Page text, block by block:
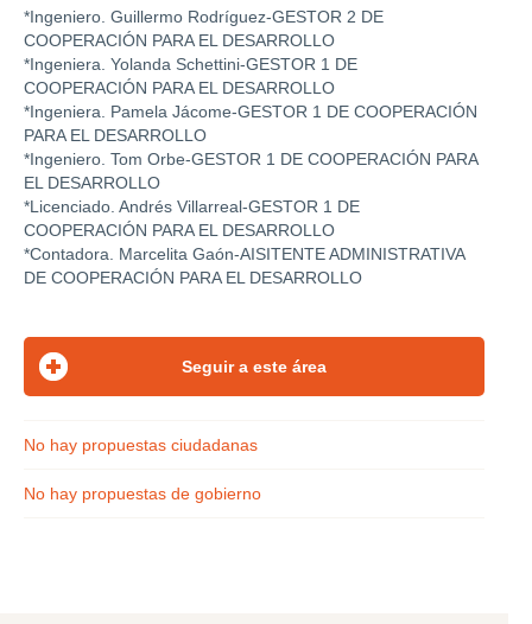
*Ingeniero. Guillermo Rodríguez-GESTOR 2 DE
COOPERACIÓN PARA EL DESARROLLO
*Ingeniera. Yolanda Schettini-GESTOR 1 DE
COOPERACIÓN PARA EL DESARROLLO
*Ingeniera. Pamela Jácome-GESTOR 1 DE COOPERACIÓN
PARA EL DESARROLLO
*Ingeniero. Tom Orbe-GESTOR 1 DE COOPERACIÓN PARA
EL DESARROLLO
*Licenciado. Andrés Villarreal-GESTOR 1 DE
COOPERACIÓN PARA EL DESARROLLO
*Contadora. Marcelita Gaón-AISITENTE ADMINISTRATIVA
DE COOPERACIÓN PARA EL DESARROLLO
No hay propuestas ciudadanas
No hay propuestas de gobierno